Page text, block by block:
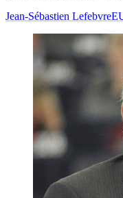
Jean-Sébastien Lefebvre